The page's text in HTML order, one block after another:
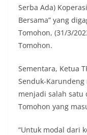
Serba Ada)
Bersama” yang
Tomohon, (31/3/
Tomohon.
Sementara, Ketua
Senduk-
menjadi salah satu
Tomohon yang
“Untuk modal dari